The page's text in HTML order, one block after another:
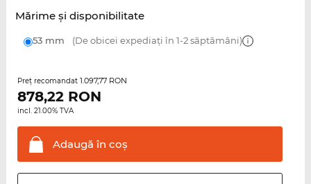
Mărime şi disponibilitate
53 mm (De obicei expediați în 1-2 săptămâni)
Preţ recomandat 1.097,77 RON
878,22RON
incl. 21.00% TVA
Adaugă în coş